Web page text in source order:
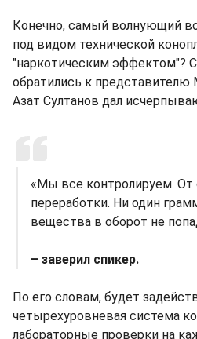
Конечно, самый волнующий
под видом технической
"наркотическим эффектом"?
обратились к
Азат Султанов дал
«Мы все контролируем. От
переработки. Ни один
вещества в оборот не
– заверил спикер.
По его словам, будет
четырехуровневая система
лабораторные проверки на